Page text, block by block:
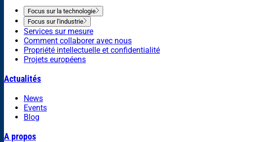
Focus sur la technologie
Focus sur l'industrie
Services sur mesure
Comment collaborer avec nous
Propriété intellectuelle et confidentialité
Projets européens
Actualités
News
Events
Blog
A propos